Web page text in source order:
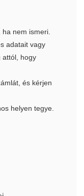
nem ismeri.
adatait vagy
attól, hogy
és kérjen
helyen tegye.